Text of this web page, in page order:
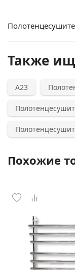
Также
А23
Похожие